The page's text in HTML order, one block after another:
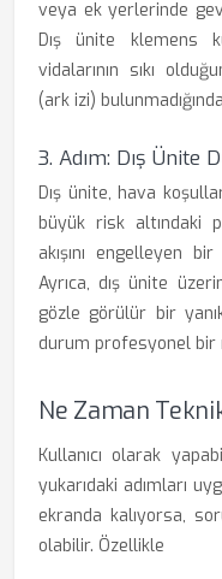
veya ek yerlerinde
Dış ünite klemens
vidalarının sıkı
(ark izi)
3. Adım: Dış Ünite
Dış ünite, hava
büyük risk altındaki
akışını engelleyen
Ayrıca, dış ünite
gözle görülür bir
durum profesyonel bir
Ne Zaman
Kullanıcı olarak
yukarıdaki adımları
ekranda kalıyorsa,
olabilir. Özellikle